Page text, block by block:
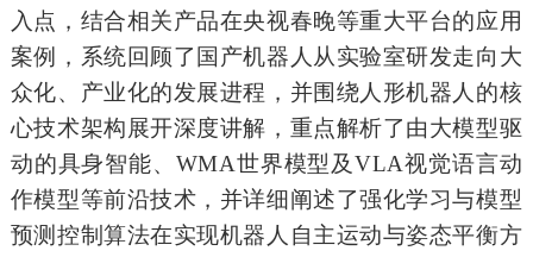
入点，结合相关产品在央视春晚等重大平台的应用
案例，系统回顾了国产机器人从实验室研发走向大
众化、产业化的发展进程，并围绕人形机器人的核
心技术架构展开深度讲解，重点解析了由大模型驱
动的具身智能、WMA世界模型及VLA视觉语言动
作模型等前沿技术，并详细阐述了强化学习与模型
预测控制算法在实现机器人自主运动与姿态平衡方